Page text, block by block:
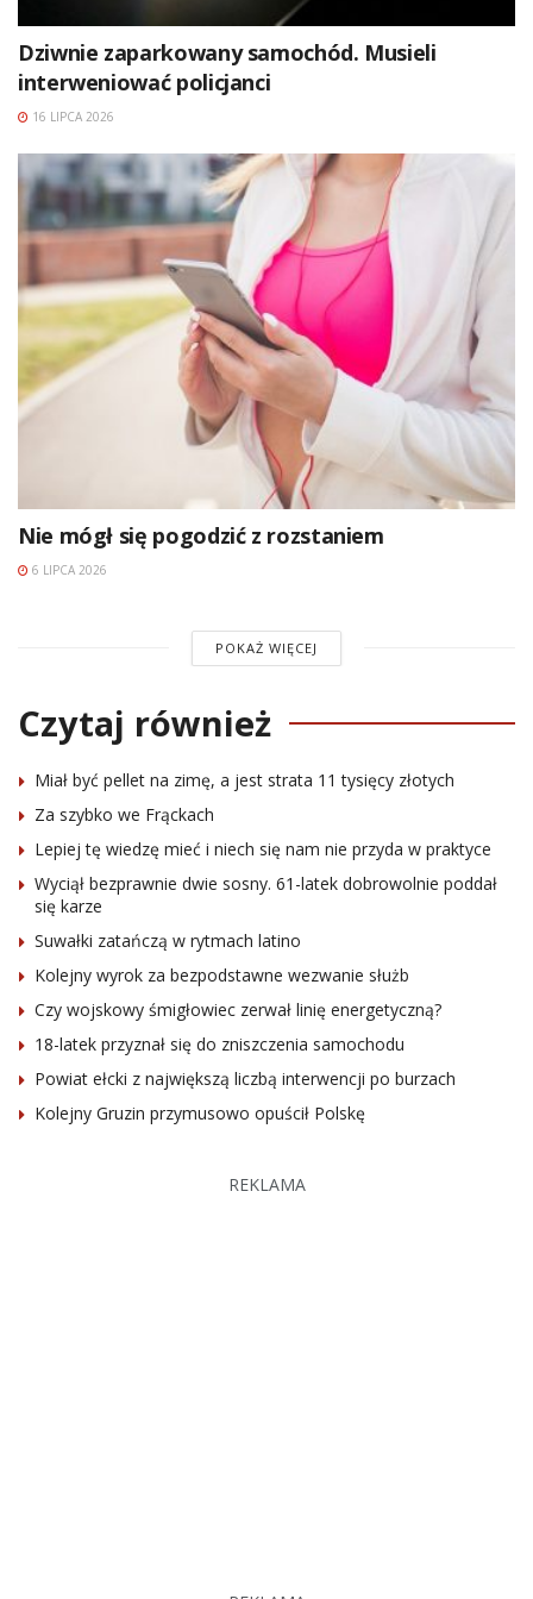
Dziwnie zaparkowany samochód. Musieli
interweniować policjanci
16 LIPCA 2026
Nie mógł się pogodzić z rozstaniem
6 LIPCA 2026
POKAŻ WIĘCEJ
Czytaj również
Miał być pellet na zimę, a jest strata 11 tysięcy złotych
Za szybko we Frąckach
Lepiej tę wiedzę mieć i niech się nam nie przyda w praktyce
Wyciął bezprawnie dwie sosny. 61-latek dobrowolnie poddał
się karze
Suwałki zatańczą w rytmach latino
Kolejny wyrok za bezpodstawne wezwanie służb
Czy wojskowy śmigłowiec zerwał linię energetyczną?
18-latek przyznał się do zniszczenia samochodu
Powiat ełcki z największą liczbą interwencji po burzach
Kolejny Gruzin przymusowo opuścił Polskę
REKLAMA